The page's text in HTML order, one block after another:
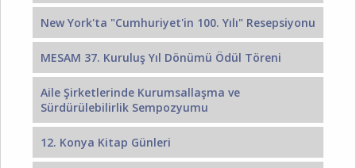
New York'ta "Cumhuriyet'in 100. Yılı" Resepsiyonu
MESAM 37. Kuruluş Yıl Dönümü Ödül Töreni
Aile Şirketlerinde Kurumsallaşma ve
Sürdürülebilirlik Sempozyumu
12. Konya Kitap Günleri